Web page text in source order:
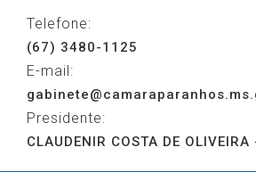
Telefone:
(67) 3480-1125
E-mail:
Presidente:
CLAUDENIR COSTA DE OLIVEIRA